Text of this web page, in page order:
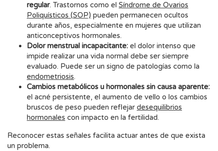
regular. Trastornos como el Síndrome de Ovarios
Poliquísticos (SOP) pueden permanecen ocultos
durante años, especialmente en mujeres que utilizan
anticonceptivos hormonales.
Dolor menstrual incapacitante: el dolor intenso que
impide realizar una vida normal debe ser siempre
evaluado. Puede ser un signo de patologías como la
endometriosis.
Cambios metabólicos u hormonales sin causa aparente:
el acné persistente, el aumento de vello o los cambios
bruscos de peso pueden reflejar desequilibrios
hormonales con impacto en la fertilidad.
Reconocer estas señales facilita actuar antes de que exista
un problema.